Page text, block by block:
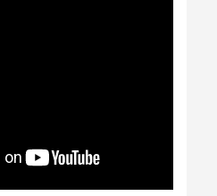
la première commande